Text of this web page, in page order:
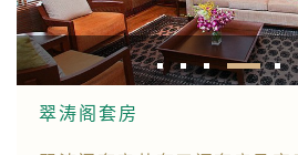
翠涛阁套房